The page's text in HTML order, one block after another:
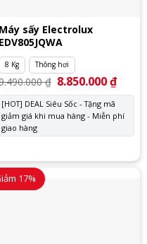
₫.
Máy sấy Electrolux
EDV805JQWA
8 Kg Thông hơi
₫ Giá
gốc
là:
9.490.000 ₫.
8.850.000₫Giá
tại
[HOT] DEAL Siêu Sốc - Tặng mã
giảm giá khi mua hàng - Miễn phí
giao hàng
17%